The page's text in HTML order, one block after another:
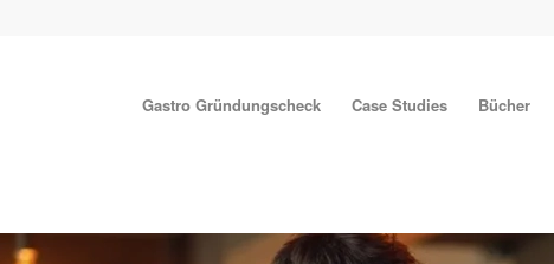
Gastro Gründungscheck Case Studies Bücher